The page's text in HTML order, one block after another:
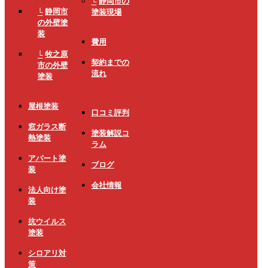
静岡市
の外壁塗
装
牧之原
市の外壁
塗装
屋根塗装
窓ガラス断
熱塗装
アパート塗
装
法人向け塗
装
抗ウイルス
塗装
シロアリ対
策
塗装現場
費用
契約までの
流れ
口コミ評判
塗装解説コ
ラム
ブログ
会社情報